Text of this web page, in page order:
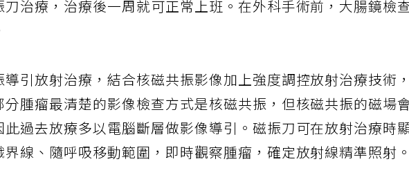
治療，治療後一周就可正常上班。在外科手術前，大腸鏡檢查
引放射治療，結合核磁共振影像加上強度調控放射治療技術，
腫瘤最清楚的影像檢查方式是核磁共振，但核磁共振的磁場會
過去放療多以電腦斷層做影像導引。磁振刀可在放射治療時
線、隨呼吸移動範圍，即時觀察腫瘤，確定放射線精準照射。